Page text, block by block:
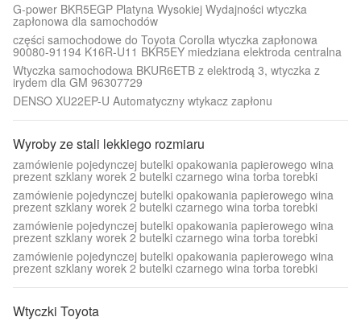
G-power BKR5EGP Platyna Wysokiej Wydajności wtyczka
zapłonowa dla samochodów
części samochodowe do Toyota Corolla wtyczka zapłonowa
90080-91194 K16R-U11 BKR5EY miedziana elektroda centralna
Wtyczka samochodowa BKUR6ETB z elektrodą 3, wtyczka z
irydem dla GM 96307729
DENSO XU22EP-U Automatyczny wtykacz zapłonu
Wyroby ze stali lekkiego rozmiaru
zamówienie pojedynczej butelki opakowania papierowego wina
prezent szklany worek 2 butelki czarnego wina torba torebki
zamówienie pojedynczej butelki opakowania papierowego wina
prezent szklany worek 2 butelki czarnego wina torba torebki
zamówienie pojedynczej butelki opakowania papierowego wina
prezent szklany worek 2 butelki czarnego wina torba torebki
zamówienie pojedynczej butelki opakowania papierowego wina
prezent szklany worek 2 butelki czarnego wina torba torebki
Wtyczki Toyota